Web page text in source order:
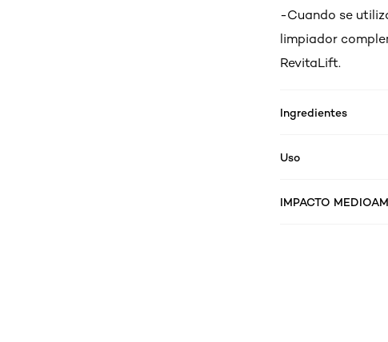
-Cuando se
limpiador
RevitaLift.
Ingredientes
Uso
IMPACTO